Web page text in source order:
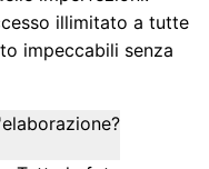
illimitato a tutte
impeccabili senza